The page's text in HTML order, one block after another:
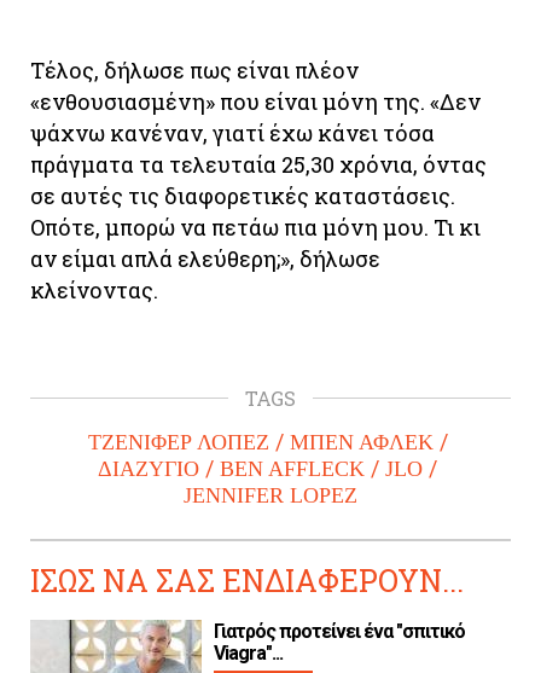
Τέλος, δήλωσε πως είναι πλέον
«ενθουσιασμένη» που είναι μόνη της. «Δεν
ψάχνω κανέναν, γιατί έχω κάνει τόσα
πράγματα τα τελευταία 25,30 χρόνια, όντας
σε αυτές τις διαφορετικές καταστάσεις.
Οπότε, μπορώ να πετάω πια μόνη μου. Τι κι
αν είμαι απλά ελεύθερη;», δήλωσε
κλείνοντας.
TAGS
ΤΖΕΝΙΦΕΡ ΛΟΠΕΖ
ΜΠΕΝ ΑΦΛΕΚ
ΔΙΑΖΥΓΙΟ
BEN AFFLECK
JLO
JENNIFER LOPEZ
ΙΣΩΣ ΝΑ ΣΑΣ ΕΝΔΙΑΦΕΡΟΥΝ...
Γιατρός προτείνει ένα "σπιτικό
Viagra"...